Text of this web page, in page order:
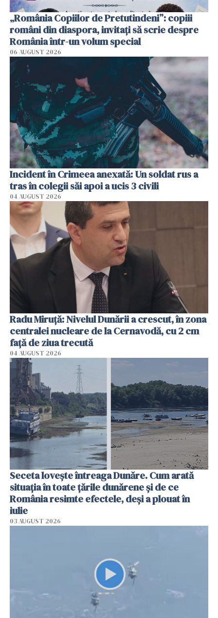
„România Copiilor de Pretutindeni”: copiii
români din diaspora, invitați să scrie despre
România într-un volum special
06 AUGUST 2026
Incident în Crimeea anexată: Un soldat rus a
tras în colegii săi apoi a ucis 3 civili
04 AUGUST 2026
Radu Miruţă: Nivelul Dunării a crescut, în zona
centralei nucleare de la Cernavodă, cu 2 cm
faţă de ziua trecută
04 AUGUST 2026
Seceta lovește întreaga Dunăre. Cum arată
situația în toate țările dunărene și de ce
România resimte efectele, deși a plouat în
iulie
03 AUGUST 2026